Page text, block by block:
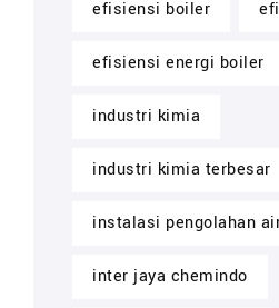
efisiensi boiler
efisiensi energi boiler
industri kimia
industri kimia terbesar
instalasi pengolahan
inter jaya chemindo